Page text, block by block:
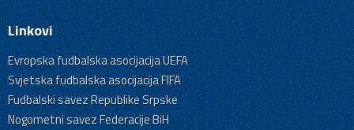
Linkovi
Evropska fudbalska asocijacija UEFA
Svjetska fudbalska asocijacija FIFA
Fudbalski savez Republike Srpske
Nogometni savez Federacije BiH